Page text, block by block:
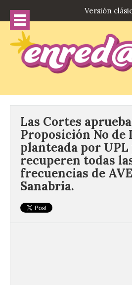
Versión
Las Cortes
Proposición No de
planteada por UPL
recuperen todas
frecuencias de
Sanabria.